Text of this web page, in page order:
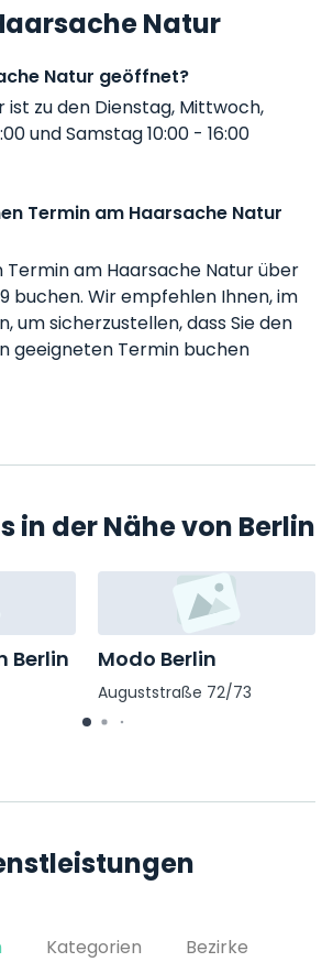
Natur
Natur geöffnet?
ist zu den Dienstag, Mittwoch,
und Samstag 10:00 - 16:00
Termin am Haarsache Natur
Termin am Haarsache Natur über
buchen. Wir empfehlen Ihnen, im
um sicherzustellen, dass Sie den
geeigneten Termin buchen
in der Nähe von Berlin
Berlin Modo Berlin
Auguststraße 72/73
Kategorien Bezirke